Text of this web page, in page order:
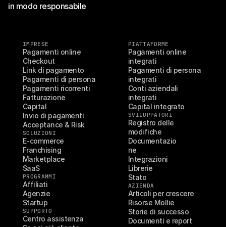
in modo responsabile
IMPRESE
Pagamenti online
Checkout
Link di pagamento
Pagamenti di persona
Pagamenti ricorrenti
Fatturazione
Capital
Invio di pagamenti
Acceptance & Risk
SOLUZIONI
E-commerce
Franchising
Marketplace
SaaS
PROGRAMMI
Affiliati
Agenzie
Startup
SUPPORTO
Centro assistenza
PIATTAFORME
Pagamenti online
integrati
Pagamenti di persona
integrati
Conti aziendali
integrati
Capital integrato
SVILUPPATORI
Registro delle
modifiche
Documentazio
ne
Integrazioni
Librerie
Stato
AZIENDA
Articoli per crescere
Risorse Mollie
Storie di successo
Documenti e report